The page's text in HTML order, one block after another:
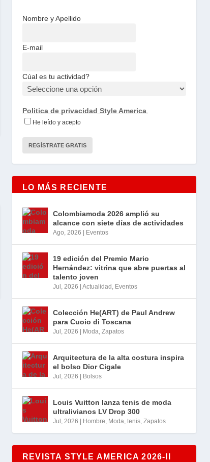
Nombre y Apellido
E-mail
Cúal es tu actividad?
Politica de privacidad Style America.
He leído y acepto
LO MÁS RECIENTE
Colombiamoda 2026 amplió su
alcance con siete días de actividades
Ago, 2026 Eventos
19 edición del Premio Mario
Hernández: vitrina que abre puertas al
talento joven
Jul, 2026 Actualidad , Eventos
Colección He(ART) de Paul Andrew
para Cuoio di Toscana
Jul, 2026 Moda, Zapatos
Arquitectura de la alta costura inspira
el bolso Dior Cigale
Jul, 2026 Bolsos
Louis Vuitton lanza tenis de moda
ultralivianos LV Drop 300
Jul, 2026 Hombre, Moda, tenis, Zapatos
REVISTA STYLE AMERICA 2026-II